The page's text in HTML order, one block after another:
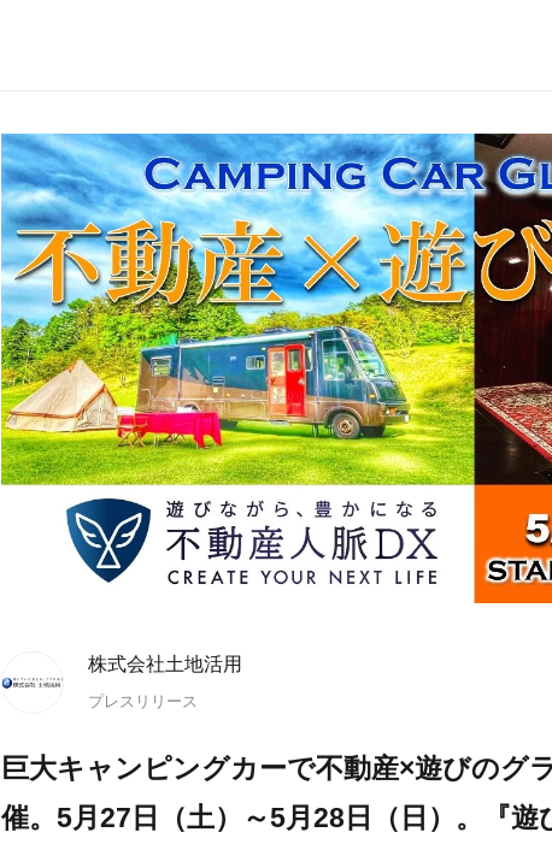
株式会社土地活用
プレスリリース
巨大キャンピングカーで不動産×遊びのグ
催。5月27日（土）～5月28日（日）。『